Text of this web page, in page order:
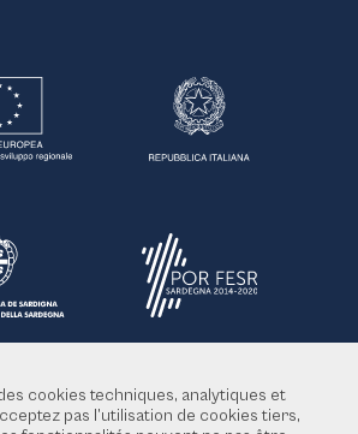
cookies techniques, analytiques et
pas l’utilisation de cookies tiers,